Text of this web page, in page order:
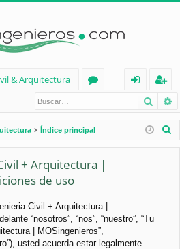
& Arquitectura
os
nt
ifi
eg
ist
ra
Índice principal
+ Arquitectura |
de uso
Civil + Arquitectura |
“nosotros”, “nos”, “nuestro”, “Tu
| MOSingenieros”,
usted acuerda estar legalmente